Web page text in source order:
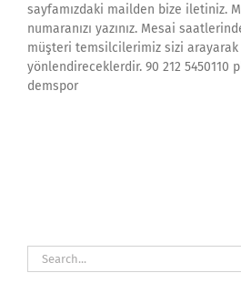
sayfamızdaki mailden bize iletiniz.
numaranızı yazınız. Mesai
müşteri temsilcilerimiz sizi
yönlendireceklerdir. 90 212 5450110
demspor
Search
for: